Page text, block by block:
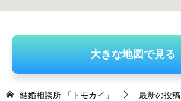
大きな地図で見る
結婚相談所 「トモカイ」
最新の投稿